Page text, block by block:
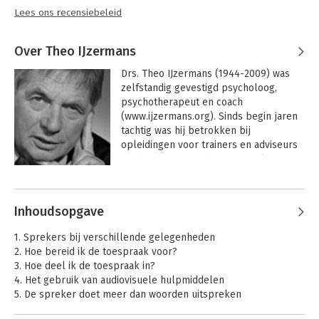
Lees ons recensiebeleid
Over Theo IJzermans
Drs. Theo IJzermans (1944-2009) was
zelfstandig gevestigd psycholoog,
psychotherapeut en coach
(www.ijzermans.org). Sinds begin jaren
tachtig was hij betrokken bij
opleidingen voor trainers en adviseurs
parttime werkzaam als
Zaanstreek/Waterland. Hij was opgeleid
als gedragstherapeut en
gezinstherapeut.
Bij het Albert Ellis-instituut in New York
werd hij opgeleid tot RET-therapeut.
(Rationeel-Emotieve Therapie) Sinds
1990 was hij erkend supervisor voor dit
Andere boeken door Theo
IJzermans
Inhoudsopgave
1. Sprekers bij verschillende gelegenheden
2. Hoe bereid ik de toespraak voor?
3. Hoe deel ik de toespraak in?
4. Het gebruik van audiovisuele hulpmiddelen
5. De spreker doet meer dan woorden uitspreken